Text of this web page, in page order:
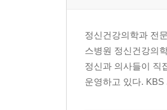
정신건강의학과 전
스병원 정신건강의
정신과 의사들이 직
운영하고 있다. KBS